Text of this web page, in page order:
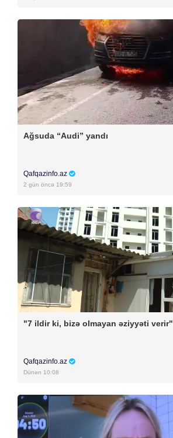
Ağsuda “Audi” yandı
Qafqazinfo.az
2 gün öncə 19:59
"7 ildir ki, bizə olmayan əziyyəti verir"
Qafqazinfo.az
Dünən 10:08